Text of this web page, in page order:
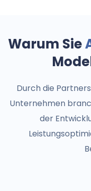
Warum Sie
Durch die
Unternehmen
der